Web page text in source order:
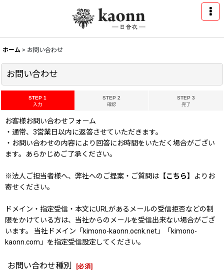
ホーム > お問い合わせ
お問い合わせ
STEP 1
入力
STEP 2
確認
STEP 3
完了
お客様お問い合わせフォーム
・通常、3営業日以内に返答させていただきます。
・お問い合わせの内容により回答にお時間をいただく場合がござい
ます。あらかじめご了承ください。
※法人ご担当者様へ、弊社へのご提案・ご質問は 【こちら】
よりお
寄せください。
ドメイン・指定受信・本文にURLがあるメールの受信拒否などの制
限をかけている方は、当社からのメールを受信出来ない場合がござ
います。 当社ドメイン「kimono-kaonn.ocnk.net」「kimono-
kaonn.com」を指定受信設定してください。
お問い合わせ種別 [必須]